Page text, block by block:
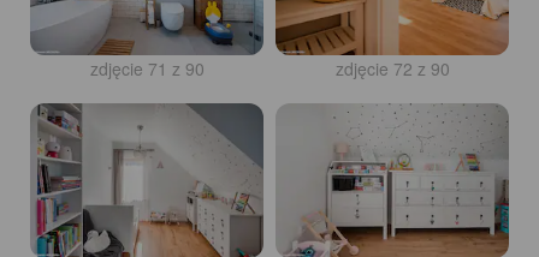
zdjęcie 71 z 90 zdjęcie 72 z 90